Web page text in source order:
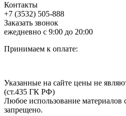
Контакты
+7 (3532) 505-888
Заказать звонок
ежедневно с 9:00 до 20:00
Принимаем к оплате:
Указанные на сайте цены не
(ст.435 ГК РФ)
Любое использование материалов
запрещено.